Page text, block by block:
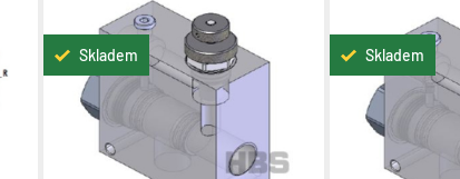
Skladem Skladem